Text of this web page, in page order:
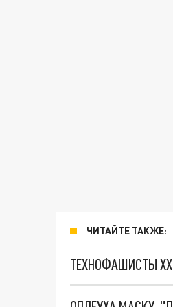
ЧИТАЙТЕ ТАКЖЕ:
ТЕХНОФАШИСТЫ